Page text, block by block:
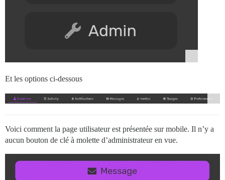
Et les options ci-dessous
Voici comment la page utilisateur est présentée sur mobile. Il n’y a
aucun bouton de clé à molette d’administrateur en vue.